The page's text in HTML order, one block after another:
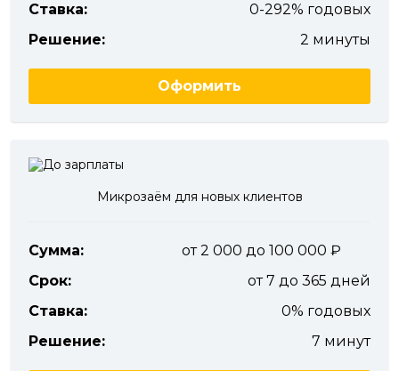
Ставка:
0-292% годовых
Решение:
2 минуты
Оформить
Микрозаём для новых клиентов
Сумма:
от 2 000 до 100 000
Срок:
от 7 до 365 дней
Ставка:
0% годовых
Решение:
7 минут